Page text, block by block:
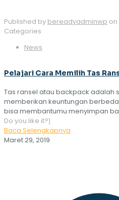
Published by bereadyadminwp on
Categories
News
Pelajari Cara Memilih Tas
Tas ransel atau backpack adalah
memberikan keuntungan
bisa membantumu menyimpan
Do you like it?1
Baca Selengkapnya
Maret 29, 2019